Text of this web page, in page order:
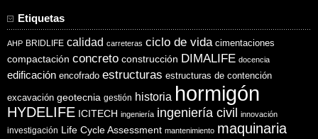
Etiquetas
AHP BRIDLIFE calidad carreteras ciclo de vida cimentaciones
compactación concreto construcción DIMALIFE docencia
edificación encofrado estructuras estructuras de contención
excavación geotecnia gestión historia hormigón
HYDELIFE ICITECH ingeniería ingeniería civil innovación
investigación Life Cycle Assessment mantenimiento maquinaria